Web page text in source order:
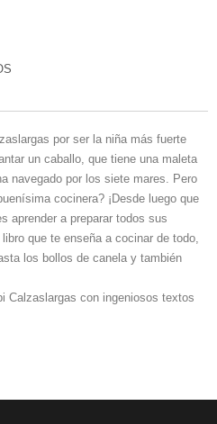
por ser la niña más fuerte
un caballo, que tiene una maleta
navegado por los siete mares. Pero
cocinera? ¡Desde luego que
aprender a preparar todos sus
que te enseña a cocinar de todo,
los bollos de canela y también
Calzaslargas con ingeniosos textos